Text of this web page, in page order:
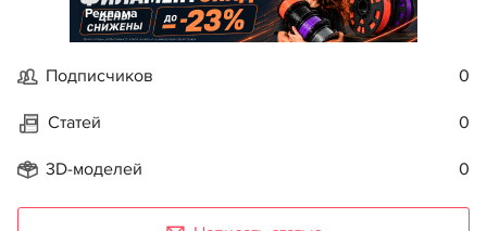
Реклама
Подписчиков 0
Статей 0
3D-моделей 0